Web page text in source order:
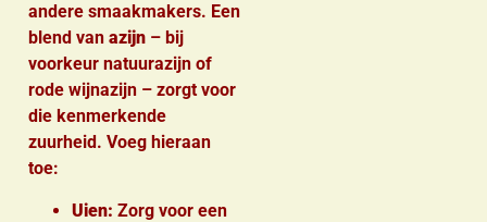
andere smaakmakers. Een
blend van azijn – bij
voorkeur natuurazijn of
rode wijnazijn – zorgt voor
die kenmerkende
zuurheid. Voeg hieraan
toe:
Uien: Zorg voor een